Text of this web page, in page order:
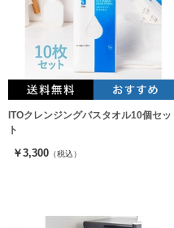
ITOクレンジングバスタオル10個セッ
ト
￥3,300 （税込）